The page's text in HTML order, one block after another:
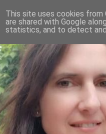
This site uses cookies from
are shared with Google
statistics, and to detect